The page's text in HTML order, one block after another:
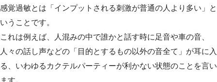
感覚過敏とは「インプットされる刺激が普通の人より多い」と
いうことです。
これは例えば、人混みの中で誰かと話す時に足音や車の音、
人々の話し声などの「目的とするもの以外の音全て」が耳に入
る、いわゆるカクテルパーティーが利かない状態のことを言い